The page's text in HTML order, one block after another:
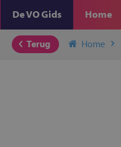
De VO Gids Home
Terug Home